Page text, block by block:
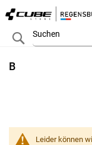
Search
B
Leider können